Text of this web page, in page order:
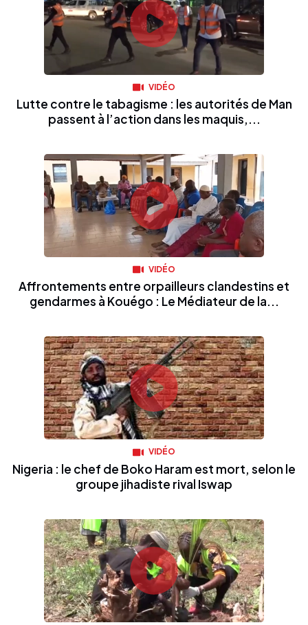
VIDÉO
Lutte contre le tabagisme : les autorités de Man
passent à l’action dans les maquis,...
VIDÉO
Affrontements entre orpailleurs clandestins et
gendarmes à Kouégo : Le Médiateur de la...
VIDÉO
Nigeria : le chef de Boko Haram est mort, selon le
groupe jihadiste rival Iswap